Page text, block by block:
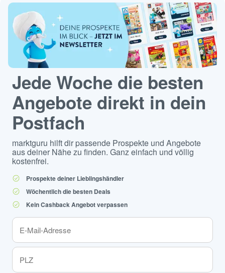
Jede Woche die besten
Angebote direkt in dein
Postfach
marktguru hilft dir passende Prospekte und Angebote
aus deiner Nähe zu finden. Ganz einfach und völlig
kostenfrei.
Prospekte deiner Lieblingshändler
Wöchentlich die besten Deals
Kein Cashback Angebot verpassen